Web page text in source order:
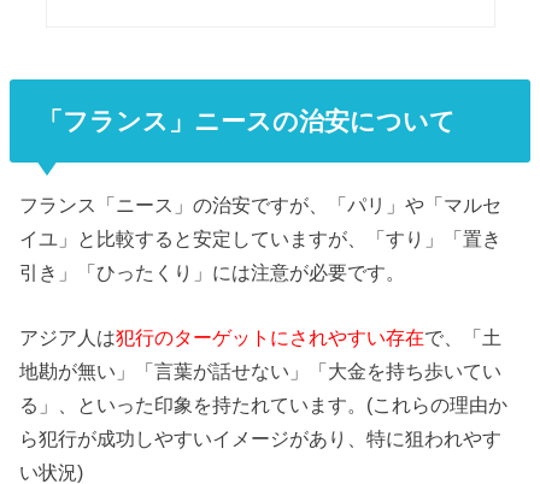
「フランス」ニースの治安について
フランス「ニース」の治安ですが、「パリ」や「マルセ
イユ」と比較すると安定していますが、「すり」「置き
引き」「ひったくり」には注意が必要です。
アジア人は犯行のターゲットにされやすい存在で、「土
地勘が無い」「言葉が話せない」「大金を持ち歩いてい
る」、といった印象を持たれています。(これらの理由か
ら犯行が成功しやすいイメージがあり、特に狙われやす
い状況)